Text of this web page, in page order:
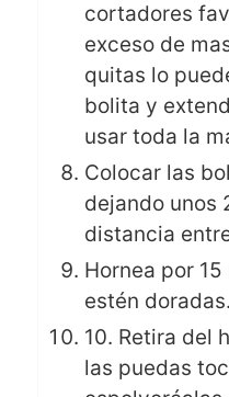
cortadores
exceso de
quitas lo
bolita y
usar toda la
Colocar las
dejando unos
distancia
Hornea por
estén doradas.
10. Retira del
las puedas